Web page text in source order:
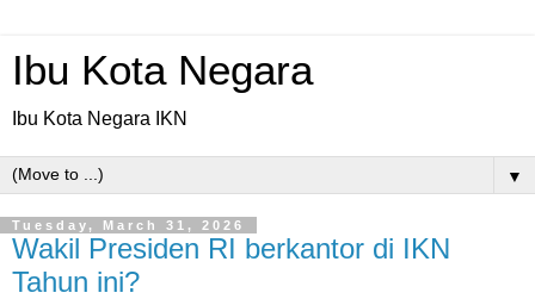
Ibu Kota Negara
Ibu Kota Negara IKN
▼
Tuesday, March 31, 2026
Wakil Presiden RI berkantor di IKN
Tahun ini?